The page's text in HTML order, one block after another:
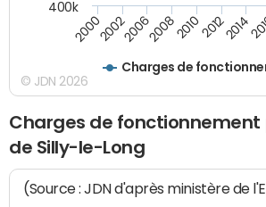
Charges de
2000200220062008201020122014
400k
© JDN 2026
Charges de
de Silly-le-Long
(Source : JDN d'après ministère de